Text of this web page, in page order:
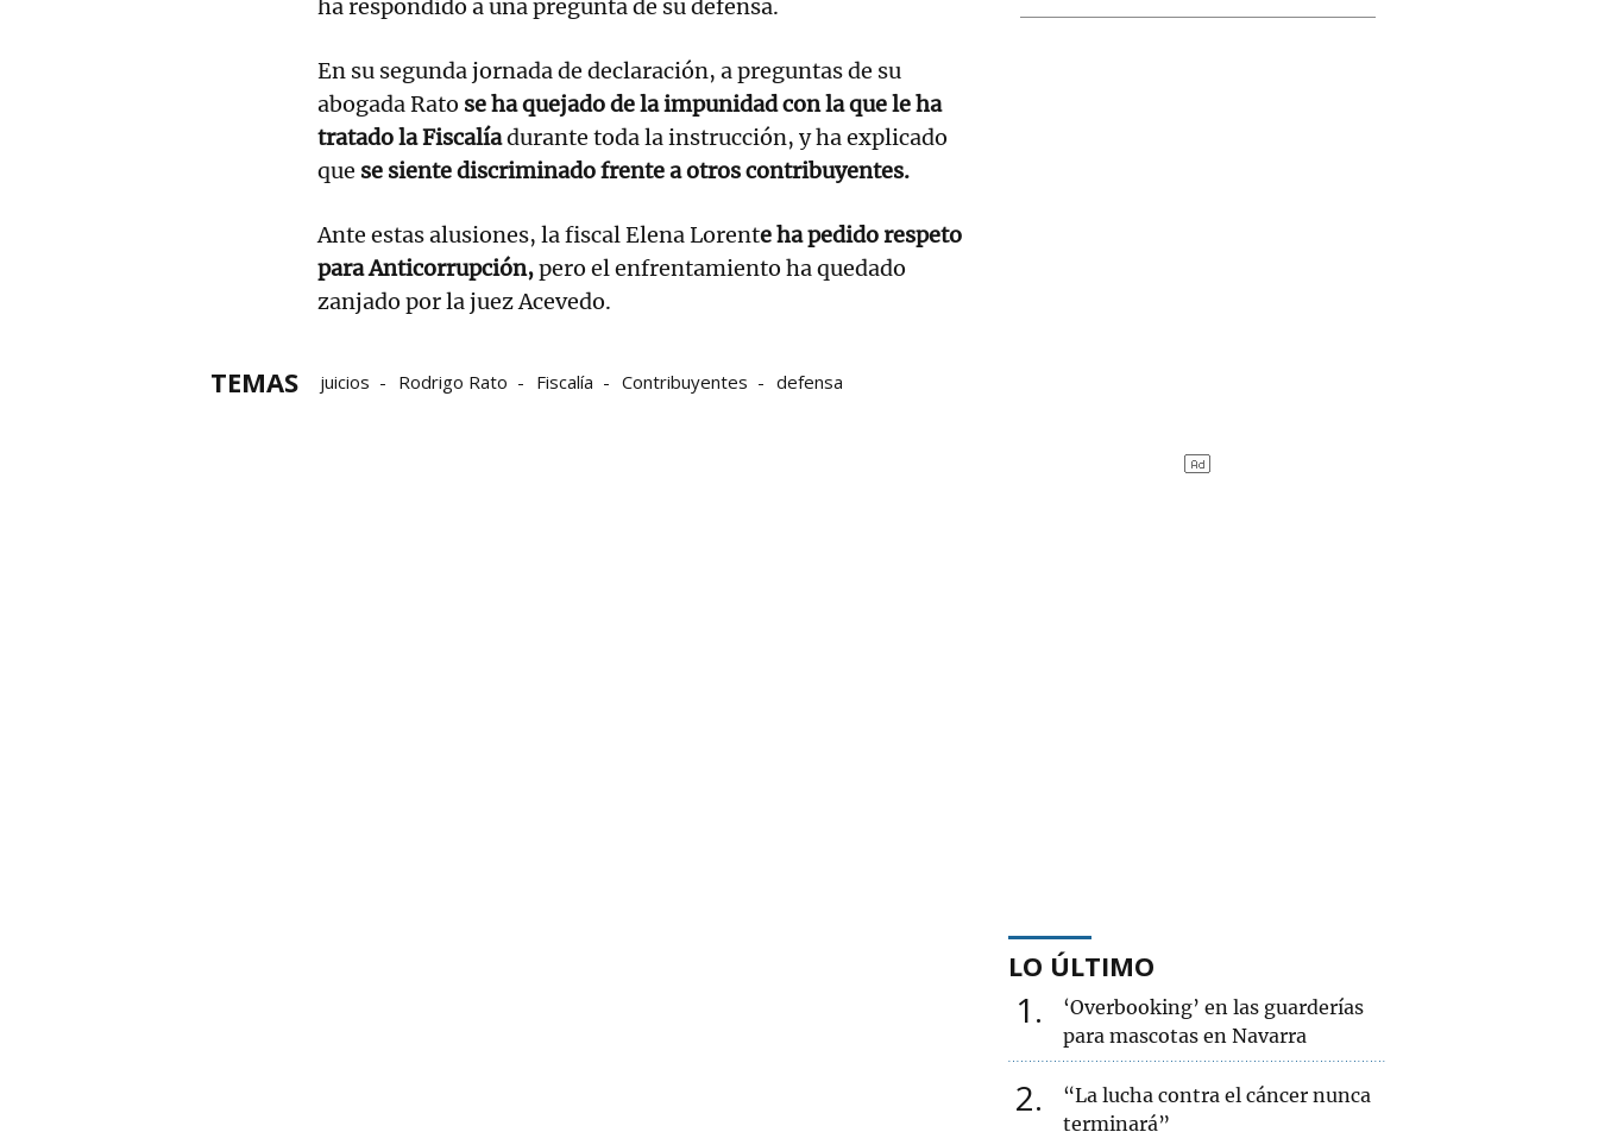
ha respondido a una pregunta de su defensa.
En su segunda jornada de declaración, a preguntas de su
abogada Rato se ha quejado de la impunidad con la que le ha
tratado la Fiscalíadurante toda la instrucción, y ha explicado
que se siente discriminado frente a otros contribuyentes.
Ante estas alusiones, la fiscal Elena Lorente ha pedido respeto
para Anticorrupción,pero el enfrentamiento ha quedado
zanjado por la juez Acevedo.
TEMAS juicios Rodrigo Rato Fiscalía Contribuyentes defensa
LO ÚLTIMO
1
‘Overbooking’ en las guarderías
para mascotas en Navarra
2
“La lucha contra el cáncer nunca
terminará”